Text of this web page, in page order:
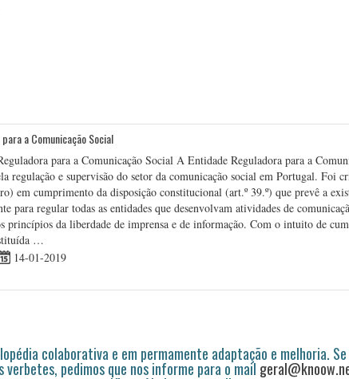
a Comunicação Social
para a Comunicação Social A Entidade Reguladora para a
regulação e supervisão do setor da comunicação social em Portugal. Foi
em cumprimento da disposição constitucional (art.º 39.º) que prevê a
para regular todas as entidades que desenvolvam atividades de
princípios da liberdade de imprensa e de informação. Com o intuito de
…
14-01-2019
colaborativa e em permamente adaptação e melhoria.
verbetes, pedimos que nos informe para o mail